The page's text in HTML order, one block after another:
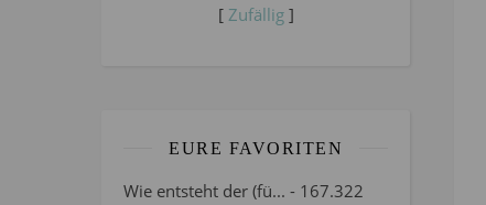
[ Zufällig]
EURE FAVORITEN
Wie entsteht der (fü... - 167.322